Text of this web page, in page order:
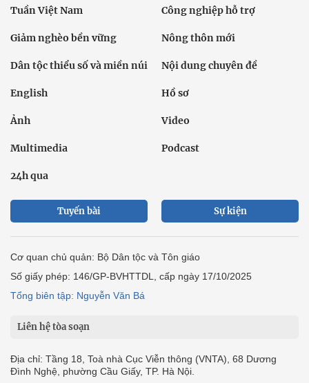
Tuần Việt Nam Công nghiệp hỗ trợ
Giảm nghèo bền vững Nông thôn mới
Dân tộc thiểu số và miền núi Nội dung chuyên đề
English Hồ sơ
Ảnh Video
Multimedia Podcast
24h qua
Tuyến bài Sự kiện
Cơ quan chủ quản: Bộ Dân tộc và Tôn giáo
Số giấy phép: 146/GP-BVHTTDL, cấp ngày 17/10/2025
Tổng biên tập: Nguyễn Văn Bá
Liên hệ tòa soạn
Địa chỉ: Tầng 18, Toà nhà Cục Viễn thông (VNTA), 68 Dương
Đình Nghệ, phường Cầu Giấy, TP. Hà Nội.